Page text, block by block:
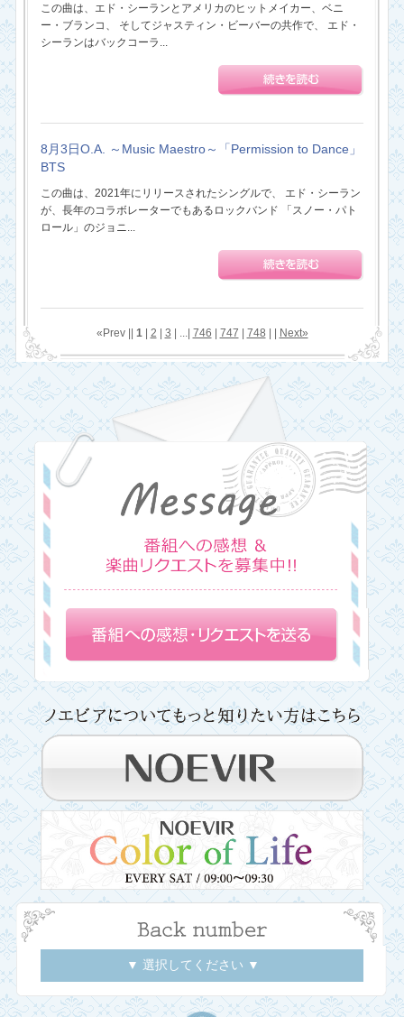
この曲は、エド・シーランとアメリカのヒットメイカー、ベニ
ー・ブランコ、 そしてジャスティン・ビーバーの共作で、 エド・
シーランはバックコーラ...
8月3日O.A. ～Music Maestro～「Permission to Dance」
BTS
この曲は、2021年にリリースされたシングルで、 エド・シーラン
が、長年のコラボレーターでもあるロックバンド 「スノー・パト
ロール」のジョニ...
«Prev || 1| 2 3 | ...| 746 747 748 Next»